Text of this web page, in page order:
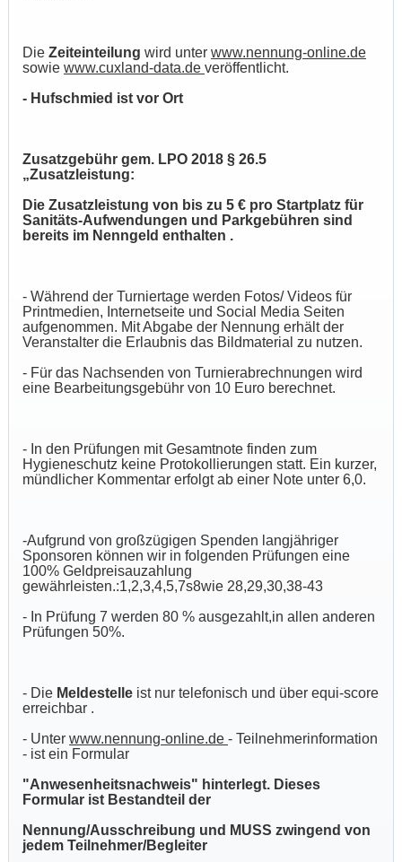
Die Zeiteinteilung wird unter www.nennung-online.de
sowie www.cuxland-data.de veröffentlicht.
- Hufschmied ist vor Ort
Zusatzgebühr gem. LPO 2018 § 26.5
„Zusatzleistung:
Die Zusatzleistung von bis zu 5 € pro Startplatz für
Sanitäts-Aufwendungen und Parkgebühren sind
bereits im Nenngeld enthalten .
- Während der Turniertage werden Fotos/ Videos für
Printmedien, Internetseite und Social Media Seiten
aufgenommen. Mit Abgabe der Nennung erhält der
Veranstalter die Erlaubnis das Bildmaterial zu nutzen.
- Für das Nachsenden von Turnierabrechnungen wird
eine Bearbeitungsgebühr von 10 Euro berechnet.
- In den Prüfungen mit Gesamtnote finden zum
Hygieneschutz keine Protokollierungen statt. Ein kurzer,
mündlicher Kommentar erfolgt ab einer Note unter 6,0.
-Aufgrund von großzügigen Spenden langjähriger
Sponsoren können wir in folgenden Prüfungen eine
100% Geldpreisauzahlung
gewährleisten.:1,2,3,4,5,7s8wie 28,29,30,38-43
- In Prüfung 7 werden 80 % ausgezahlt,in allen anderen
Prüfungen 50%.
- Die Meldestelle ist nur telefonisch und über equi-score
erreichbar .
- Unter www.nennung-online.de - Teilnehmerinformation
- ist ein Formular
"Anwesenheitsnachweis" hinterlegt. Dieses
Formular ist Bestandteil der
Nennung/Ausschreibung und MUSS zwingend von
jedem Teilnehmer/Begleiter